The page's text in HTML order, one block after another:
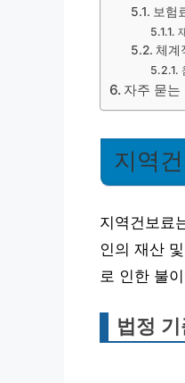
보험
체계
자주 묻는
지역
지역건보료
인의 재산
로 인한 불
법정